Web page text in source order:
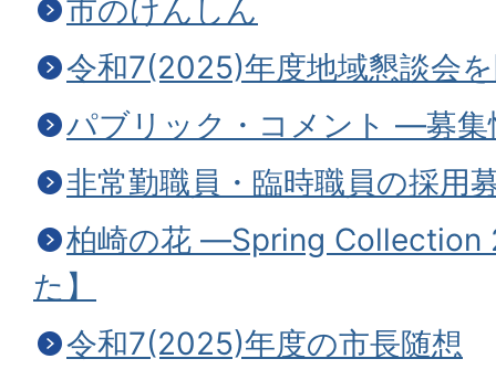
市のけんしん
令和7(2025)年度地域懇談会
パブリック・コメント ―募集
非常勤職員・臨時職員の採用
柏崎の花 —Spring Collection
た】
令和7(2025)年度の市長随想